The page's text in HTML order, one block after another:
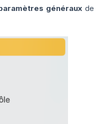
généraux de